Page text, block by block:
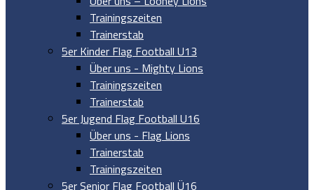
Trainingszeiten
Trainerstab
5er Kinder Flag Football U13
Über uns - Mighty Lions
Trainingszeiten
Trainerstab
5er Jugend Flag Football U16
Über uns - Flag Lions
Trainerstab
Trainingszeiten
5er Senior Flag Football Ü16